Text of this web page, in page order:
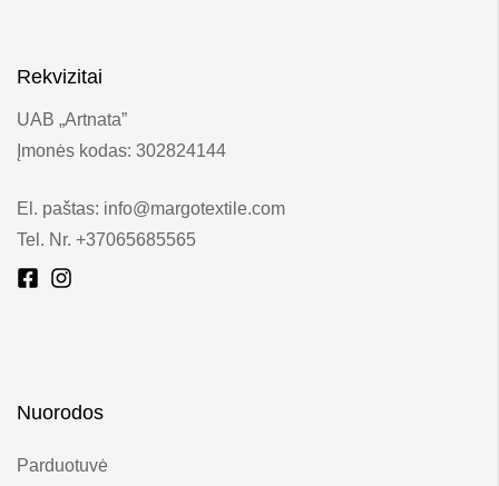
Rekvizitai
UAB „Artnata”
Įmonės kodas: 302824144
El. paštas: info@margotextile.com
Tel. Nr. +37065685565
Nuorodos
Parduotuvė